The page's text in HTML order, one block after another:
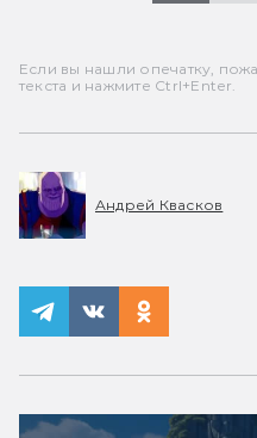
Если вы нашли опечатку,
текста и нажмите Ctrl+Enter.
Андрей Квасков